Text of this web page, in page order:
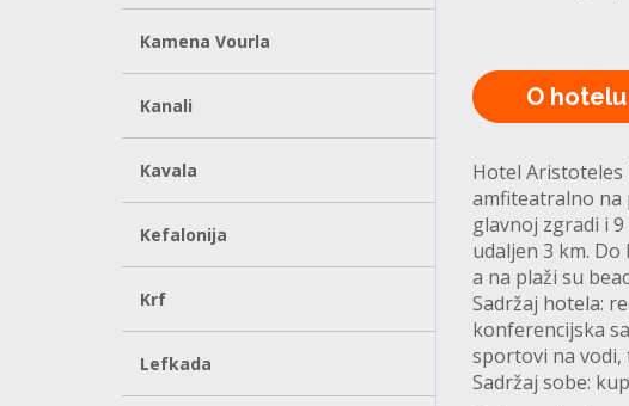
Kamena Vourla
Kanali
Kavala
Kefalonija
Krf
Lefkada
O hotelu
Hotel Aristoteles
amfiteatralno na
glavnoj zgradi i
udaljen 3 km.
a na plaži su
Sadržaj hotela:
konferencijska
sportovi na vodi,
Sadržaj sobe: